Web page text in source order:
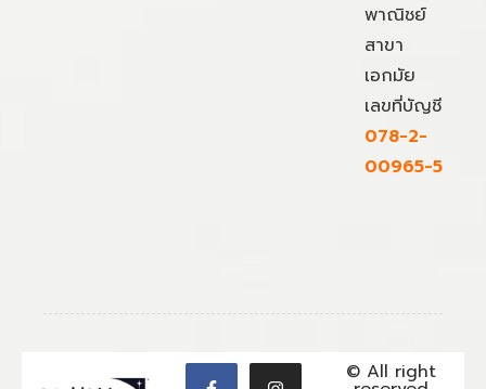
พาณิชย์
สาขา
เอกมัย
เลขที่บัญชี
078-2-
00965-5
© All right